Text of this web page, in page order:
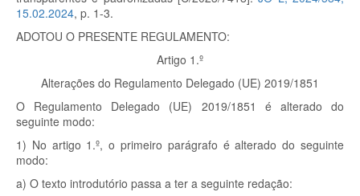
15.02.2024, p. 1-3.
ADOTOU O PRESENTE REGULAMENTO:
Artigo 1.º
Alterações do Regulamento Delegado (UE) 2019/1851
O Regulamento Delegado (UE) 2019/1851 é alterado do
seguinte modo:
1) No artigo 1.º, o primeiro parágrafo é alterado do seguinte
modo:
a) O texto introdutório passa a ter a seguinte redação: